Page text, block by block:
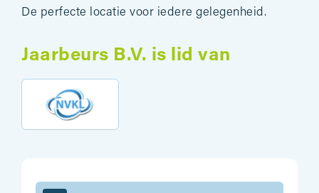
De perfecte locatie voor iedere gelegenheid.
Jaarbeurs B.V. is lid van